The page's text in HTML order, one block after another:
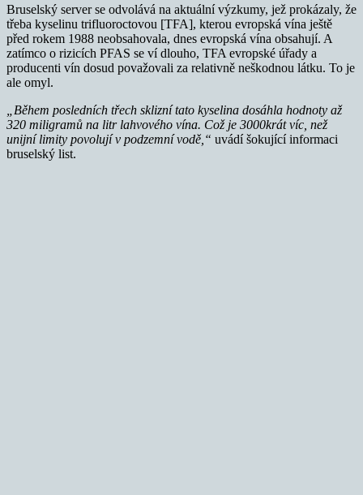
Bruselský server se odvolává na aktuální výzkumy, jež prokázaly, že
třeba kyselinu trifluoroctovou [TFA], kterou evropská vína ještě
před rokem 1988 neobsahovala, dnes evropská vína obsahují. A
zatímco o rizicích PFAS se ví dlouho, TFA evropské úřady a
producenti vín dosud považovali za relativně neškodnou látku. To je
ale omyl.
„Během posledních třech sklizní tato kyselina dosáhla hodnoty až
320 miligramů na litr lahvového vína. Což je 3000krát víc, než
unijní limity povolují v podzemní vodě,“ uvádí šokující informaci
bruselský list.